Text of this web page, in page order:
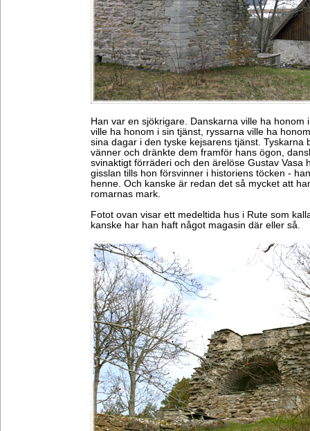
Han var en sjökrigare. Danskarna ville ha honom
ville ha honom i sin tjänst, ryssarna ville ha
sina dagar i den tyske kejsarens tjänst. Tyskarna
vänner och dränkte dem framför hans ögon,
svinaktigt förräderi och den ärelöse Gustav Vasa
gisslan tills hon försvinner i historiens töcken -
henne. Och kanske är redan det så mycket att
romarnas mark.
Fotot ovan visar ett medeltida hus i Rute som
kanske har han haft något magasin där eller så.